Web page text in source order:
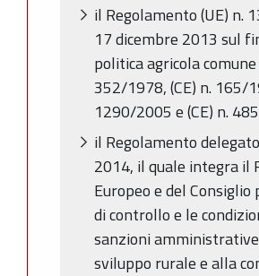
il Regolamento (UE) n.
17 dicembre 2013 sul
politica agricola
352/1978, (CE) n. 165/
1290/2005 e (CE) n.
il Regolamento
2014, il quale integra il
Europeo e del
di controllo e le
sanzioni
sviluppo rurale e alla